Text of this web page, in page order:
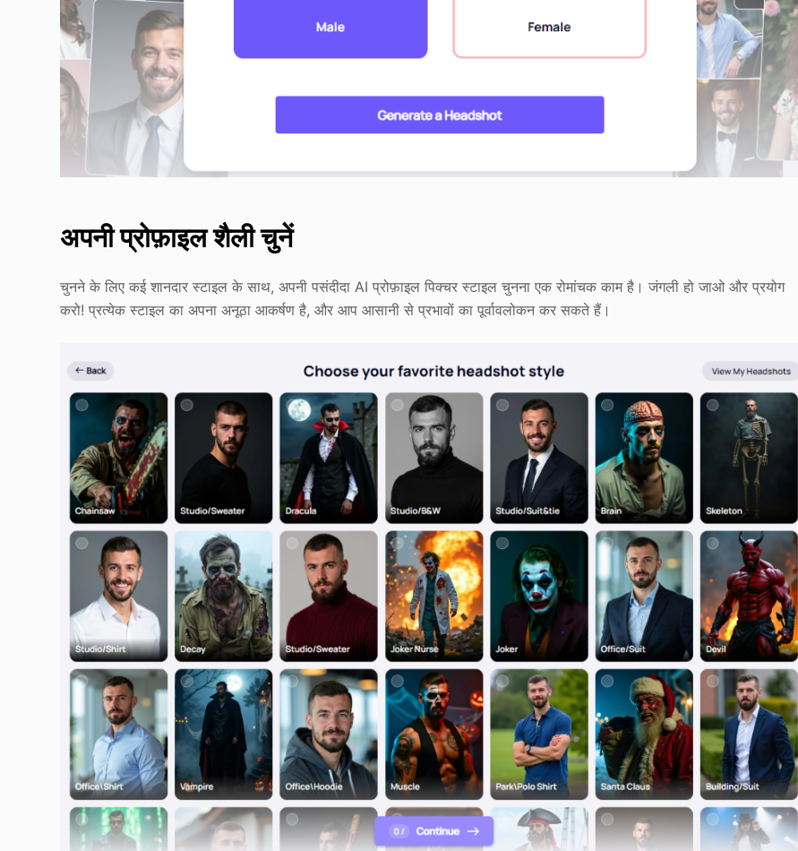
अपनी प्रोफ़ाइल शैली चुनें
चुनने के लिए कई शानदार स्टाइल के साथ, अपनी पसंदीदा AI प्रोफ़ाइल पिक्चर स्टाइल चुनना एक रोमांचक काम है। जंगली हो जाओ और प्रयोग
करो! प्रत्येक स्टाइल का अपना अनूठा आकर्षण है, और आप आसानी से प्रभावों का पूर्वावलोकन कर सकते हैं।